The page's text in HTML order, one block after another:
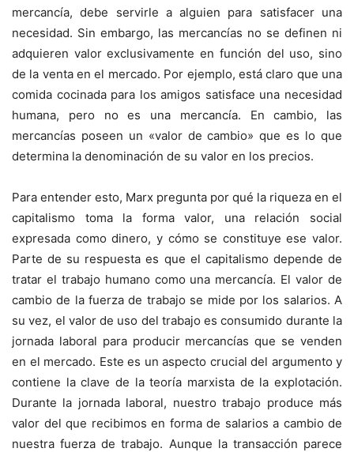
mercancía, debe servirle a alguien para satisfacer una
necesidad. Sin embargo, las mercancías no se definen ni
adquieren valor exclusivamente en función del uso, sino
de la venta en el mercado. Por ejemplo, está claro que una
comida cocinada para los amigos satisface una necesidad
humana, pero no es una mercancía. En cambio, las
mercancías poseen un «valor de cambio» que es lo que
determina la denominación de su valor en los precios.
Para entender esto, Marx pregunta por qué la riqueza en el
capitalismo toma la forma valor, una relación social
expresada como dinero, y cómo se constituye ese valor.
Parte de su respuesta es que el capitalismo depende de
tratar el trabajo humano como una mercancía. El valor de
cambio de la fuerza de trabajo se mide por los salarios. A
su vez, el valor de uso del trabajo es consumido durante la
jornada laboral para producir mercancías que se venden
en el mercado. Este es un aspecto crucial del argumento y
contiene la clave de la teoría marxista de la explotación.
Durante la jornada laboral, nuestro trabajo produce más
valor del que recibimos en forma de salarios a cambio de
nuestra fuerza de trabajo. Aunque la transacción parece